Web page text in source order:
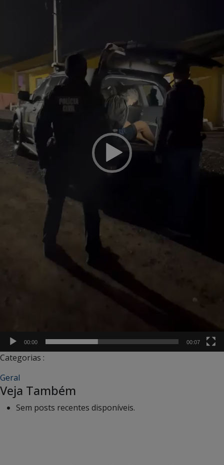
00:00 00:07
Categorias :
Geral
Veja Também
Sem posts recentes disponíveis.